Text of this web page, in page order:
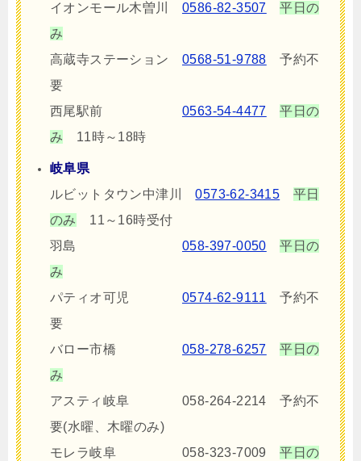
イオンモール木曽川 0586-82-3507
平日の
み
高蔵寺ステーション 0568-51-9788 予約不
要
西尾駅前 0563-54-4477
平日の
み 11時～18時
岐阜県
ルビットタウン中津川0573-62-3415
平日
のみ
11～16時受付
羽島 058-397-0050
平日の
み
パティオ可児 0574-62-9111
予約不
要
バロー市橋 058-278-6257
平日の
み
アスティ岐阜 058-264-2214 予約不
要(水曜、木曜のみ)
モレラ岐阜 058-323-7009
平日の